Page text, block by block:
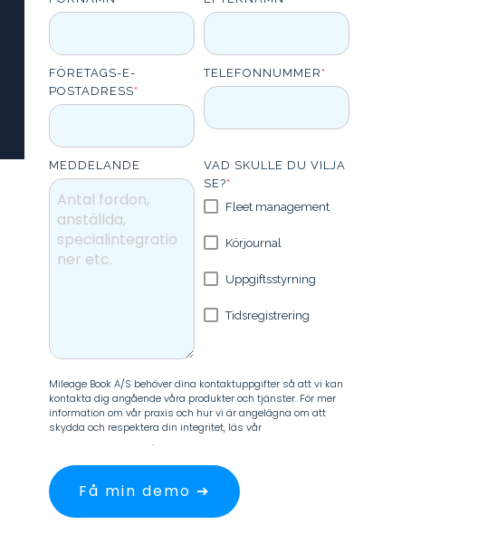
FÖRETAGS-E-
POSTADRESS*
TELEFONNUMMER *
MEDDELANDE
VAD SKULLE DU VILJA
SE?*
Fleet management
Körjournal
Uppgiftsstyrning
Tidsregistrering
Mileage Book A/S behöver dina kontaktuppgifter så att vi kan
kontakta dig angående våra produkter och tjänster. För mer
information om vår praxis och hur vi är angelägna om att
skydda och respektera din integritet, läs vår
personuppgiftspolicy.